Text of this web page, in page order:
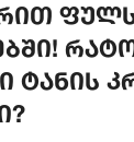
ტანის